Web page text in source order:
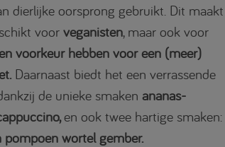
dierlijke oorsprong gebruikt. Dit maakt
voor veganisten, maar ook voor
voorkeur hebben voor een (meer)
Daarnaast biedt het een verrassende
de unieke smaken ananas-
en ook twee hartige smaken:
wortel gember.